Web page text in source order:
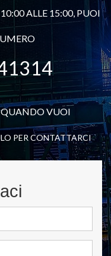
ALLE 15:00, PUOI
QUANDO VUOI
PER CONTATTARCI